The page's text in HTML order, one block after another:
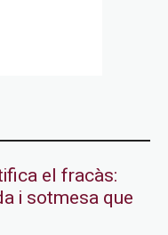
el fracàs:
i sotmesa que